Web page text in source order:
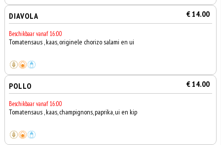
DIAVOLA € 14.00
Beschikbaar vanaf 16:00
Tomatensaus , kaas, originele chorizo salami en ui
POLLO € 14.00
Beschikbaar vanaf 16:00
Tomatensaus , kaas, champignons, paprika, ui en kip